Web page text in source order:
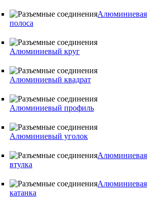
Алюминиевая
полоса
Алюминиевый круг
Алюминиевый квадрат
Алюминиевый профиль
Алюминиевый уголок
Алюминиевая
втулка
Алюминиевая
катанка